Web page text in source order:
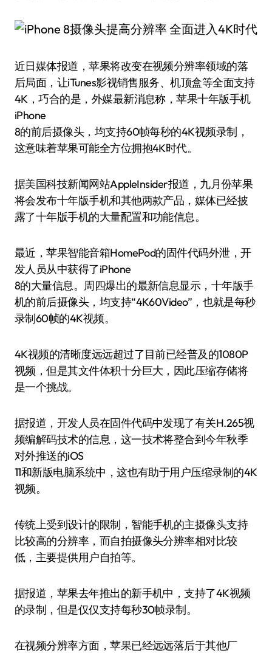
近日媒体报道，苹果将改变在视频分辨率领域的落
后局面，让iTunes影视销售服务、机顶盒等全面支持
4K，巧合的是，外媒最新消息称，苹果十年版手机
iPhone
8的前后摄像头，均支持60帧每秒的4K视频录制，
这意味着苹果可能全方位拥抱4K时代。
据美国科技新闻网站AppleInsider报道，九月份苹果
将会发布十年版手机和其他两款产品，媒体已经披
露了十年版手机的大量配置和功能信息。
最近，苹果智能音箱HomePod的固件代码外泄，开
发人员从中获得了iPhone
8的大量信息。周四爆出的最新信息显示，十年版手
机的前后摄像头，均支持“4K60Video”，也就是每秒
录制60帧的4K视频。
4K视频的清晰度远远超过了目前已经普及的1080P
视频，但是其文件体积十分巨大，因此压缩存储将
是一个挑战。
据报道，开发人员在固件代码中发现了有关H.265视
频编解码技术的信息，这一技术将整合到今年秋季
对外推送的iOS
11和新版电脑系统中，这也有助于用户压缩录制的4K
视频。
传统上受到设计的限制，智能手机的主摄像头支持
比较高的分辨率，而自拍摄像头分辨率相对比较
低，主要提供用户自拍等。
据报道，苹果去年推出的新手机中，支持了4K视频
的录制，但是仅仅支持每秒30帧录制。
在视频分辨率方面，苹果已经远远落后于其他厂